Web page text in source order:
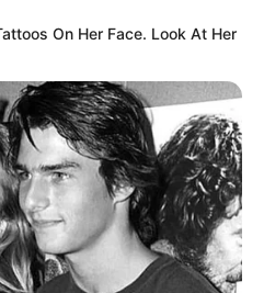
:
échecs
On Her Face. Look At Her